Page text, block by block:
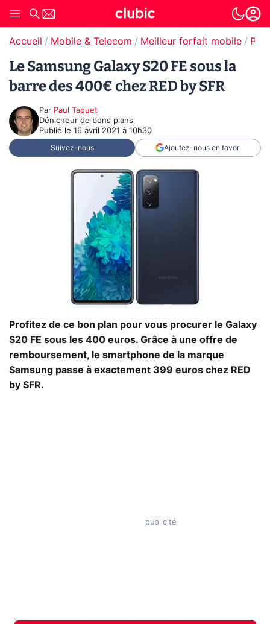
Accueil Mobile & Telecom Meilleur forfait mobile
Le Samsung Galaxy S20 FE sous la
barre des 400€ chez RED by SFR
Par Paul Taquet
Dénicheur de bons plans
Publié le 16 avril 2021 à 10h30
Suivez-nous Ajoutez-nous en favori
Profitez de ce bon plan pour vous procurer le Galaxy
S20 FE sous les 400 euros. Grâce à une offre de
remboursement, le smartphone de la marque
Samsung passe à exactement 399 euros chez RED
by SFR.